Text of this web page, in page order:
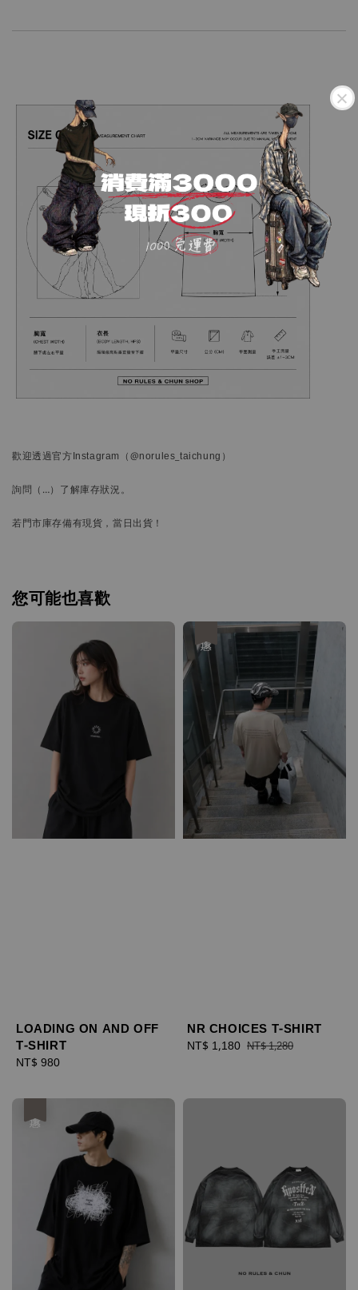
歡迎透過官方Instagram （@norules_taichung）
詢問 （…） 了解庫存狀況。
若門市庫存備有現貨，當日出貨！
您可能也喜歡
LOADING ON AND OFF
T-SHIRT
Regular
NT$ 980
NR CHOICES T-SHIRT
Sale
NT$ 1,180 Regular
NT$ 1,280